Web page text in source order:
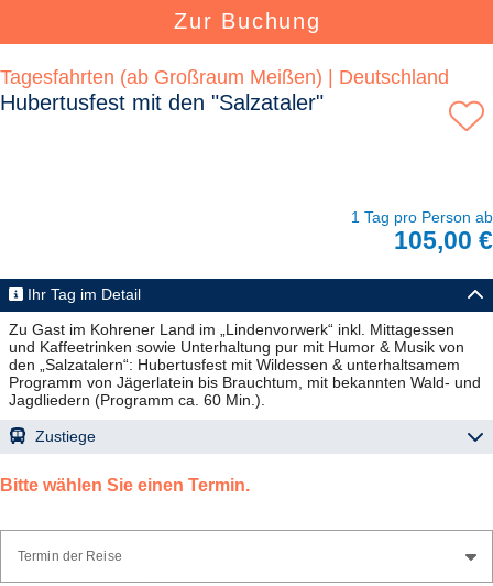
Zur Buchung
Tagesfahrten (ab Großraum Meißen) | Deutschland
Hubertusfest mit den "Salzataler"
1 Tag pro Person ab
105,00 €
Ihr Tag im Detail
Zu Gast im Kohrener Land im „Lindenvorwerk“ inkl. Mittagessen
und Kaffeetrinken sowie Unterhaltung pur mit Humor & Musik von
den „Salzatalern“: Hubertusfest mit Wildessen & unterhaltsamem
Programm von Jägerlatein bis Brauchtum, mit bekannten Wald- und
Zustiege
09:15 UhrGroßenhain (01558), Busbahnhof (Cottbuser Bhf.)
10:00 UhrCoswig (01640), Bahnhof
10:45 UhrDresden (01097), Bushst. Bahnhof Neustadt (am Parkplatz),
Bitte wählen Sie einen Termin.
Termin der Reise